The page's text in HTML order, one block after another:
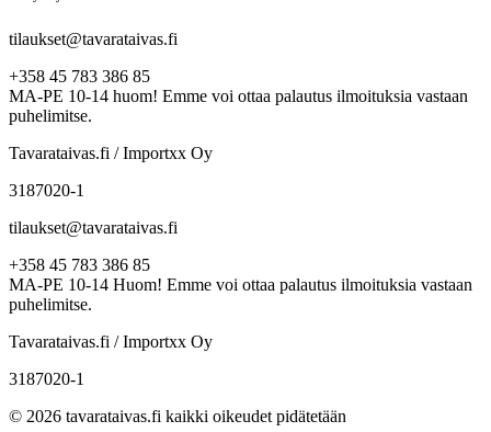
tilaukset@tavarataivas.fi
+358 45 783 386 85
MA-PE 10-14 huom! Emme voi ottaa palautus ilmoituksia vastaan
puhelimitse.
Tavarataivas.fi / Importxx Oy
3187020-1
tilaukset@tavarataivas.fi
+358 45 783 386 85
MA-PE 10-14 Huom! Emme voi ottaa palautus ilmoituksia vastaan
puhelimitse.
Tavarataivas.fi / Importxx Oy
3187020-1
© 2026 tavarataivas.fi kaikki oikeudet pidätetään